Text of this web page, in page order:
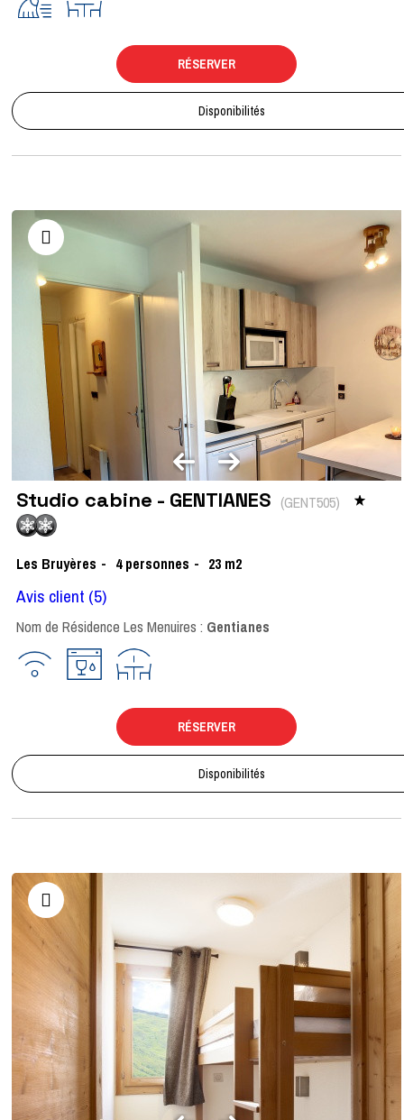
RÉSERVER
Disponibilités
Studio cabine - GENTIANES (GENT505)
Les Bruyères 4 personnes 23 m2
Avis client (5)
Nom de Résidence Les Menuires : Gentianes
RÉSERVER
Disponibilités